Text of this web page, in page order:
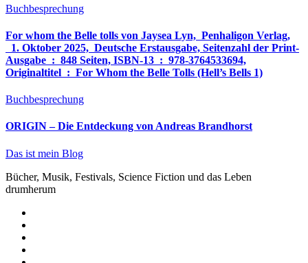
Buchbesprechung
For whom the Belle tolls von Jaysea Lyn, ‎ Penhaligon Verlag,
‎ 1. Oktober 2025, ‎ Deutsche Erstausgabe, Seitenzahl der Print-
Ausgabe ‏ : ‎ 848 Seiten, ISBN-13 ‏ : ‎ 978-3764533694,
Originaltitel ‏ : ‎ For Whom the Belle Tolls (Hell’s Bells 1)
Buchbesprechung
ORIGIN – Die Entdeckung von Andreas Brandhorst
Das ist mein Blog
Bücher, Musik, Festivals, Science Fiction und das Leben
drumherum